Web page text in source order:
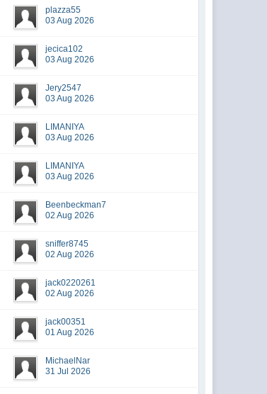
plazza55
03 Aug 2026
jecica102
03 Aug 2026
Jery2547
03 Aug 2026
LIMANIYA
03 Aug 2026
LIMANIYA
03 Aug 2026
Beenbeckman7
02 Aug 2026
sniffer8745
02 Aug 2026
jack0220261
02 Aug 2026
jack00351
01 Aug 2026
MichaelNar
31 Jul 2026